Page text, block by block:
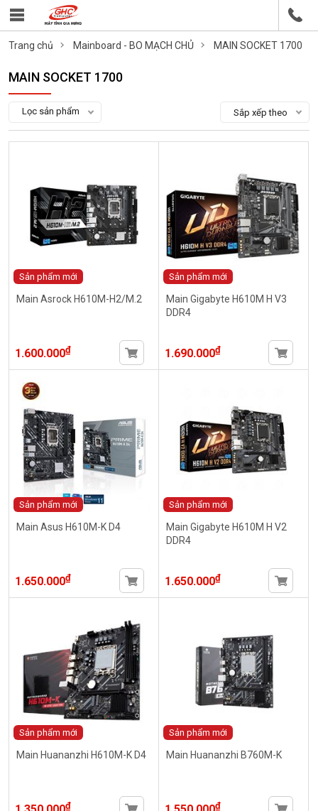
Trang chủ Mainboard - BO MẠCH CHỦ MAIN SOCKET 1700
MAIN SOCKET 1700
Lọc sản phẩm Sắp xếp theo
Sản phẩm mới
Main Asrock H610M-H2/M.2
1.600.000₫
Sản phẩm mới
Main Gigabyte H610M H V3
DDR4
1.690.000₫
Sản phẩm mới
Main Asus H610M-K D4
1.650.000₫
Sản phẩm mới
Main Gigabyte H610M H V2
DDR4
1.650.000₫
Sản phẩm mới
Main Huananzhi H610M-K D4
₫
Sản phẩm mới
Main Huananzhi B760M-K
₫